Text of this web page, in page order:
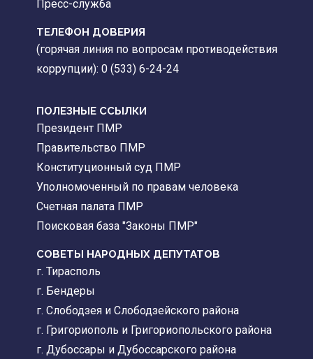
Пресс-служба
ТЕЛЕФОН ДОВЕРИЯ
(горячая линия по вопросам противодействия
коррупции): 0 (533) 6-24-24
ПОЛЕЗНЫЕ ССЫЛКИ
Президент ПМР
Правительство ПМР
Конституционный суд ПМР
Уполномоченный по правам человека
Счетная палата ПМР
Поисковая база "Законы ПМР"
СОВЕТЫ НАРОДНЫХ ДЕПУТАТОВ
г. Тирасполь
г. Бендеры
г. Слободзея и Слободзейского района
г. Григориополь и Григориопольского района
г. Дубоссары и Дубоссарского района